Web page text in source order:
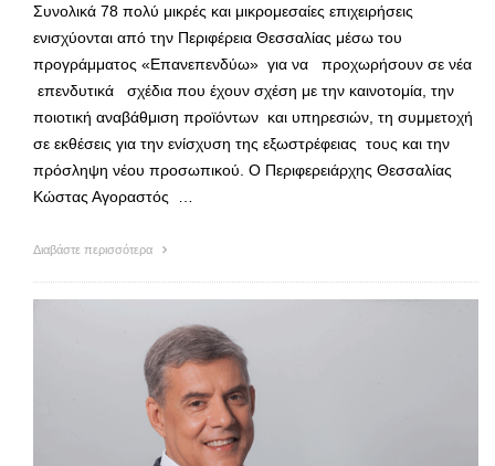
Συνολικά 78 πολύ μικρές και μικρομεσαίες επιχειρήσεις
ενισχύονται από την Περιφέρεια Θεσσαλίας μέσω του
προγράμματος «Επανεπενδύω» για να προχωρήσουν σε νέα
επενδυτικά σχέδια που έχουν σχέση με την καινοτομία, την
ποιοτική αναβάθμιση προϊόντων και υπηρεσιών, τη συμμετοχή
σε εκθέσεις για την ενίσχυση της εξωστρέφειας τους και την
πρόσληψη νέου προσωπικού. Ο Περιφερειάρχης Θεσσαλίας
Κώστας Αγοραστός …
Διαβάστε περισσότερα